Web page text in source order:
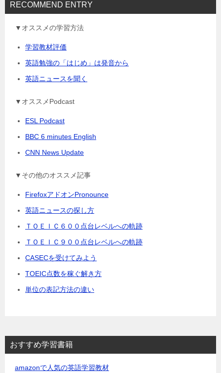
RECOMMEND ENTRY
▼オススメの学習方法
学習教材評価
英語勉強の「はじめ」は発音から
英語ニュースを聞く
▼オススメPodcast
ESL Podcast
BBC 6 minutes English
CNN News Update
▼その他のオススメ記事
FirefoxアドオンPronounce
英語ニュースの探し方
ＴＯＥＩＣ６００点台レベルへの軌跡
ＴＯＥＩＣ９００点台レベルへの軌跡
CASECを受けてみよう
TOEIC点数を稼ぐ解き方
単位の表記方法の違い
おすすめ学習書籍
amazonで人気の英語学習教材